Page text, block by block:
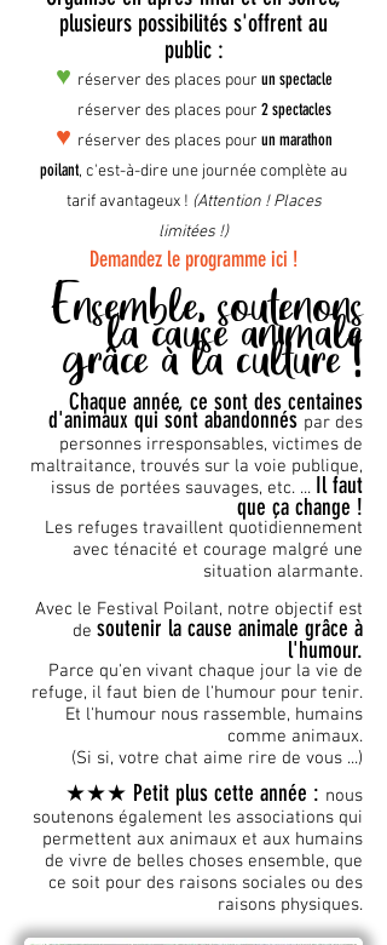
plusieurs possibilités s'offrent au
public :
♥ réserver des places pour un spectacle
réserver des places pour 2 spectacles
♥ réserver des places pour un marathon
poilant, c'est-à-dire une journée complète au
tarif avantageux ! (Attention ! Places
limitées !)
Demandez le programme ici !
Ensemble, soutenons
la cause animale
grâce à la culture !
Chaque année, ce sont des centaines
d'animaux qui sont abandonnés par des
personnes irresponsables, victimes de
maltraitance, trouvés sur la voie publique,
issus de portées sauvages, etc. ... Il faut
que ça change !
Les refuges travaillent quotidiennement
avec ténacité et courage malgré une
situation alarmante.
Avec le Festival Poilant, notre objectif est
de soutenir la cause animale grâce à
l'humour.
Parce qu'en vivant chaque jour la vie de
refuge, il faut bien de l'humour pour tenir.
Et l'humour nous rassemble, humains
comme animaux.
(Si si, votre chat aime rire de vous ...)
★★★ Petit plus cette année : nous
soutenons également les associations qui
permettent aux animaux et aux humains
de vivre de belles choses ensemble, que
ce soit pour des raisons sociales ou des
raisons physiques.